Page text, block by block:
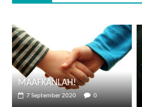
MAAFKANLAH!
7 September 2020 0